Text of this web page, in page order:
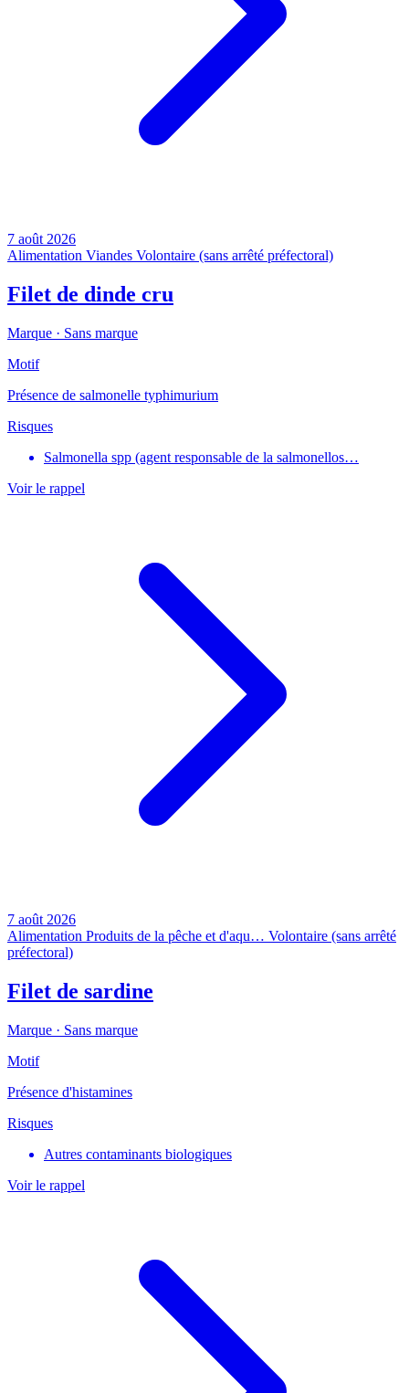
7 août 2026
Alimentation Viandes Volontaire (sans arrêté préfectoral)
Filet de dinde cru
Marque · Sans marque
Motif
Présence de salmonelle typhimurium
Risques
Salmonella spp (agent responsable de la salmonellos…
Voir le rappel
7 août 2026
Alimentation Produits de la pêche et d'aqu… Volontaire (sans arrêté
préfectoral)
Filet de sardine
Marque · Sans marque
Motif
Présence d'histamines
Risques
Autres contaminants biologiques
Voir le rappel